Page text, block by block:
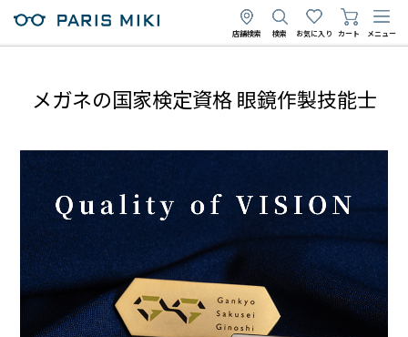
店舗検索 検索 お気に入り カート メニュー
メガネの国家検定資格 眼鏡作製技能士